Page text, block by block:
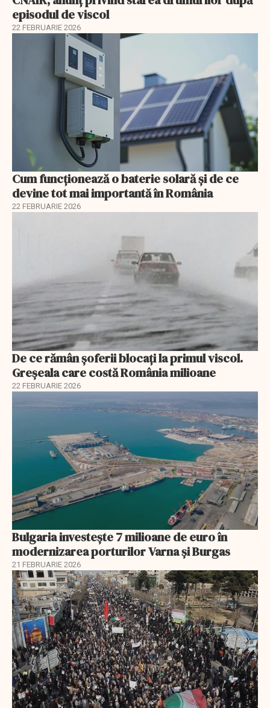
episodul de viscol
22 FEBRUARIE 2026
Cum funcționează o baterie solară și de ce
devine tot mai importantă în România
22 FEBRUARIE 2026
De ce rămân șoferii blocați la primul viscol.
Greșeala care costă România milioane
22 FEBRUARIE 2026
Bulgaria investește 7 milioane de euro în
modernizarea porturilor Varna și Burgas
21 FEBRUARIE 2026